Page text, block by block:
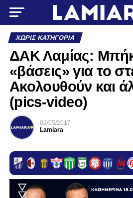
ΧΩΡΊΣ ΚΑΤΗΓΟΡΊΑ
ΔΑΚ Λαμίας:
«βάσεις» για το
Ακολουθούν και
(pics-video)
02/05/2017
Lamiara